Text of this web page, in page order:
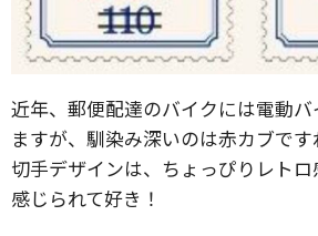
近年、郵便配達のバイクには電動
ますが、馴染み深いのは赤カブで
切手デザインは、ちょっぴりレト
感じられて好き！